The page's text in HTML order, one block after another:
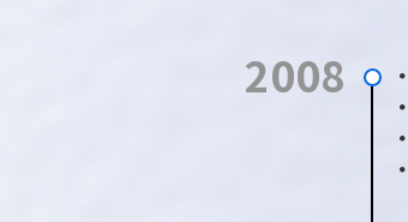
2008 ●
●
●
●